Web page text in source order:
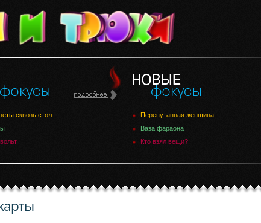
сквозь стол
Перепутанная женщина
Ваза фараона
Кто взял вещи?